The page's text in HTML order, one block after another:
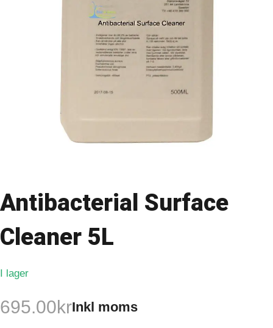
Antibacterial Surface
Cleaner 5L
I lager
695.00krInkl moms